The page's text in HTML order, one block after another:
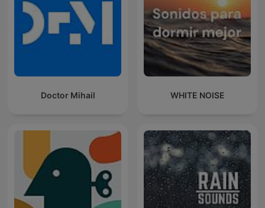
Doctor Mihail WHITE NOISE